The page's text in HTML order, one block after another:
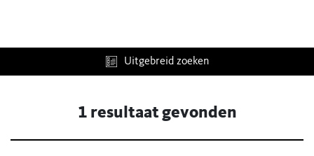
Uitgebreid zoeken
1 resultaat gevonden